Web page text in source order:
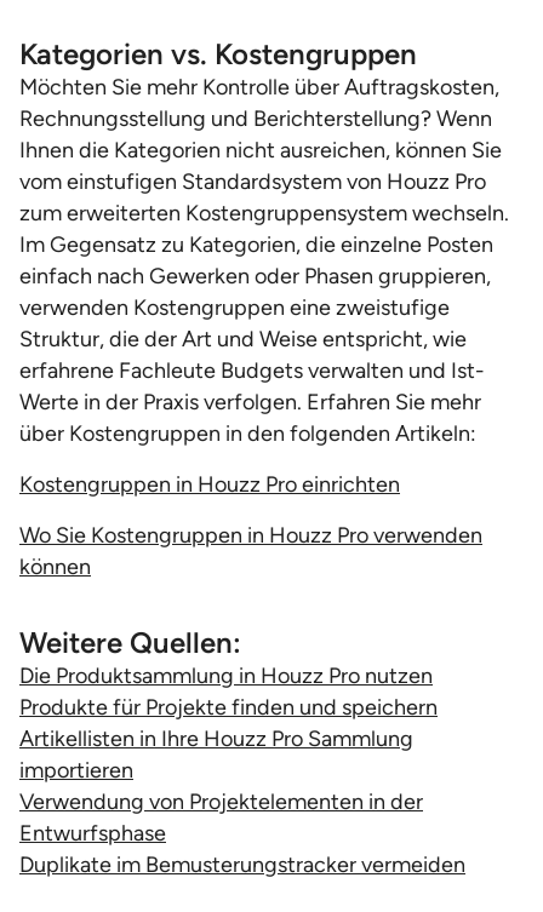
Kategorien vs. Kostengruppen
Möchten Sie mehr Kontrolle über Auftragskosten,
Rechnungsstellung und Berichterstellung? Wenn
Ihnen die Kategorien nicht ausreichen, können Sie
vom einstufigen Standardsystem von Houzz Pro
zum erweiterten Kostengruppensystem wechseln.
Im Gegensatz zu Kategorien, die einzelne Posten
einfach nach Gewerken oder Phasen gruppieren,
verwenden Kostengruppen eine zweistufige
Struktur, die der Art und Weise entspricht, wie
erfahrene Fachleute Budgets verwalten und Ist-
Werte in der Praxis verfolgen. Erfahren Sie mehr
über Kostengruppen in den folgenden Artikeln:
Kostengruppen in Houzz Pro einrichten
Wo Sie Kostengruppen in Houzz Pro verwenden
können
Weitere Quellen:
Die Produktsammlung in Houzz Pro nutzen
Produkte für Projekte finden und speichern
Artikellisten in Ihre Houzz Pro Sammlung
importieren
Verwendung von Projektelementen in der
Entwurfsphase
Duplikate im Bemusterungstracker vermeiden